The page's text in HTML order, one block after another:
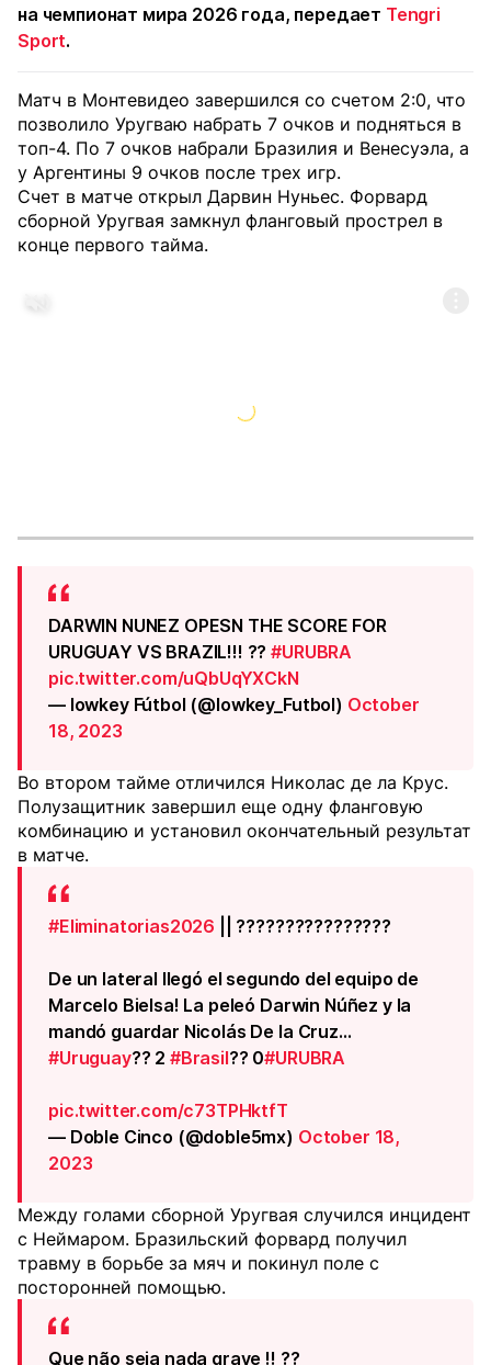
на чемпионат мира 2026 года, передает Tengri
Sport.
Матч в Монтевидео завершился со счетом 2:0, что
позволило Уругваю набрать 7 очков и подняться в
топ-4. По 7 очков набрали Бразилия и Венесуэла, а
у Аргентины 9 очков после трех игр.
Счет в матче открыл Дарвин Нуньес. Форвард
сборной Уругвая замкнул фланговый прострел в
конце первого тайма.
DARWIN NUNEZ OPESN THE SCORE FOR
URUGUAY VS BRAZIL!!! ??#URUBRA
pic.twitter.com/uQbUqYXCkN
— lowkey Fútbol (@lowkey_Futbol) October
18, 2023
Во втором тайме отличился Николас де ла Крус.
Полузащитник завершил еще одну фланговую
комбинацию и установил окончательный результат
в матче.
#Eliminatorias2026 || ????????????????
De un lateral llegó el segundo del equipo de
Marcelo Bielsa! La peleó Darwin Núñez y la
mandó guardar Nicolás De la Cruz…
#Uruguay?? 2 #Brasil?? 0#URUBRA
pic.twitter.com/c73TPHktfT
— Doble Cinco (@doble5mx) October 18,
2023
Между голами сборной Уругвая случился инцидент
с Неймаром. Бразильский форвард получил
травму в борьбе за мяч и покинул поле с
посторонней помощью.
Que não seja nada grave !! ??